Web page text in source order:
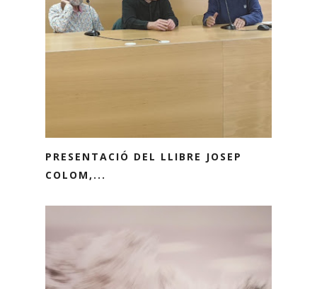
PRESENTACIÓ DEL LLIBRE JOSEP
COLOM,...